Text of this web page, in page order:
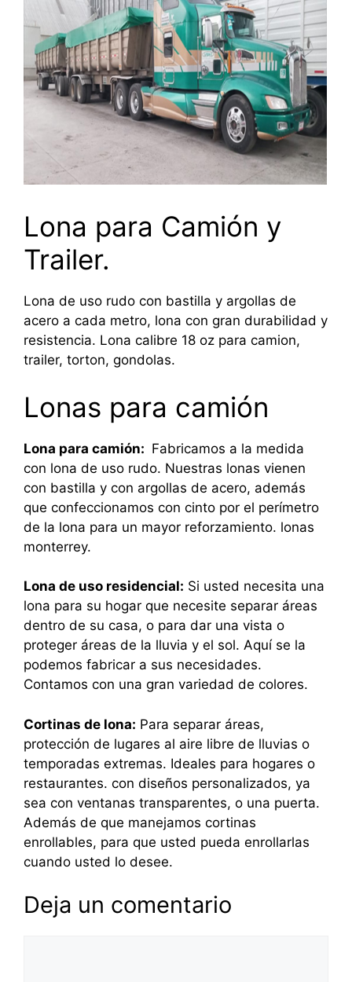
Lona para Camión y
Trailer.
Lona de uso rudo con bastilla y argollas de
acero a cada metro, lona con gran durabilidad y
resistencia. Lona calibre 18 oz para camion,
trailer, torton, gondolas.
Lonas para camión
Lona para camión: Fabricamos a la medida
con lona de uso rudo. Nuestras lonas vienen
con bastilla y con argollas de acero, además
que confeccionamos con cinto por el perímetro
de la lona para un mayor reforzamiento. lonas
monterrey.
Lona de uso residencial: Si usted necesita una
lona para su hogar que necesite separar áreas
dentro de su casa, o para dar una vista o
proteger áreas de la lluvia y el sol. Aquí se la
podemos fabricar a sus necesidades.
Contamos con una gran variedad de colores.
Cortinas de lona: Para separar áreas,
protección de lugares al aire libre de lluvias o
temporadas extremas. Ideales para hogares o
restaurantes. con diseños personalizados, ya
sea con ventanas transparentes, o una puerta.
Además de que manejamos cortinas
enrollables, para que usted pueda enrollarlas
cuando usted lo desee.
Deja un comentario